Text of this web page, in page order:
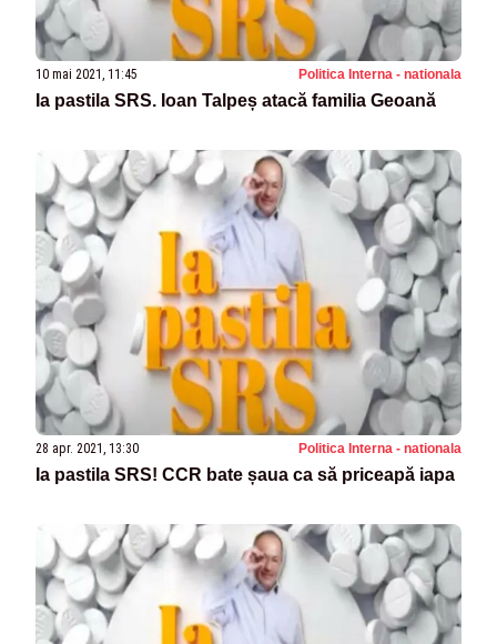
10 mai 2021, 11:45 Politica Interna - nationala
Ia pastila SRS. Ioan Talpeș atacă familia Geoană
28 apr. 2021, 13:30 Politica Interna - nationala
Ia pastila SRS! CCR bate șaua ca să priceapă iapa